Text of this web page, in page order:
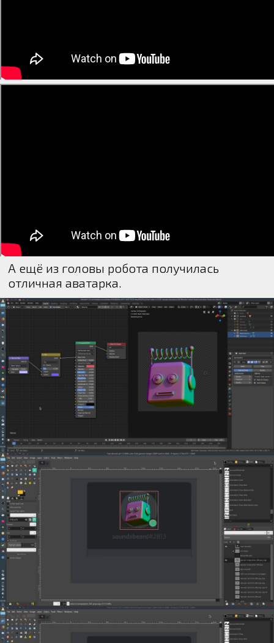
А ещё из головы робота получилась
отличная аватарка.